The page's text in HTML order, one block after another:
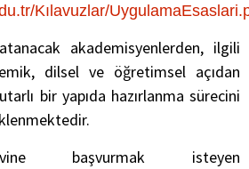
Kılavuzlar/
akademisyenlerden, ilgili
dilsel ve öğretimsel açıdan
bir yapıda hazırlanma sürecini
başvurmak isteyen